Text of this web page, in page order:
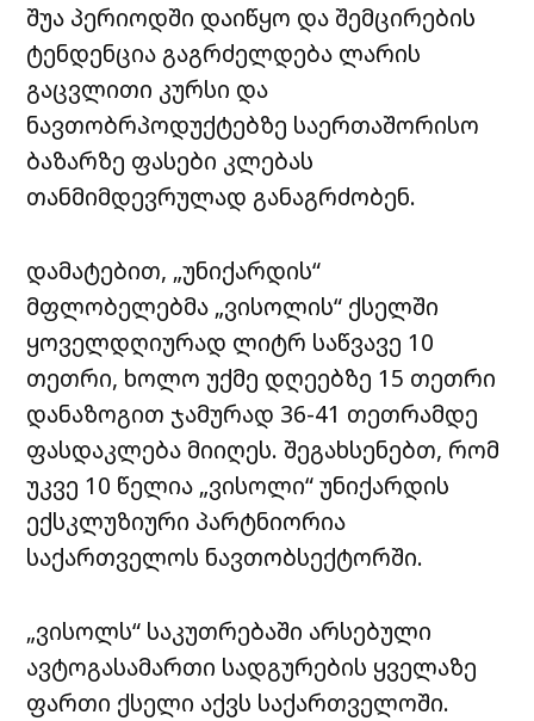
შუა პერიოდში დაიწყო და შემცირების
ტენდენცია გაგრძელდება ლარის
გაცვლითი კურსი და
ნავთობრპოდუქტებზე საერთაშორისო
ბაზარზე ფასები კლებას
თანმიმდევრულად განაგრძობენ.
დამატებით, „უნიქარდის“
მფლობელებმა „ვისოლის“ ქსელში
ყოველდღიურად ლიტრ საწვავე 10
თეთრი, ხოლო უქმე დღეებზე 15 თეთრი
დანაზოგით ჯამურად 36-41 თეთრამდე
ფასდაკლება მიიღეს. შეგახსენებთ, რომ
უკვე 10 წელია „ვისოლი“ უნიქარდის
ექსკლუზიური პარტნიორია
საქართველოს ნავთობსექტორში.
„ვისოლს“ საკუთრებაში არსებული
ავტოგასამართი სადგურების ყველაზე
ფართი ქსელი აქვს საქართველოში.